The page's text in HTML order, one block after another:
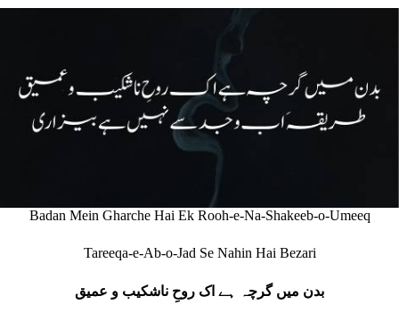
Badan Mein Gharche Hai Ek Rooh-e-Na-Shakeeb-o-Umeeq
Tareeqa-e-Ab-o-Jad Se Nahin Hai Bezari
بدن میں گرچہ ہے اک روحِ ناشکیب و عمیق